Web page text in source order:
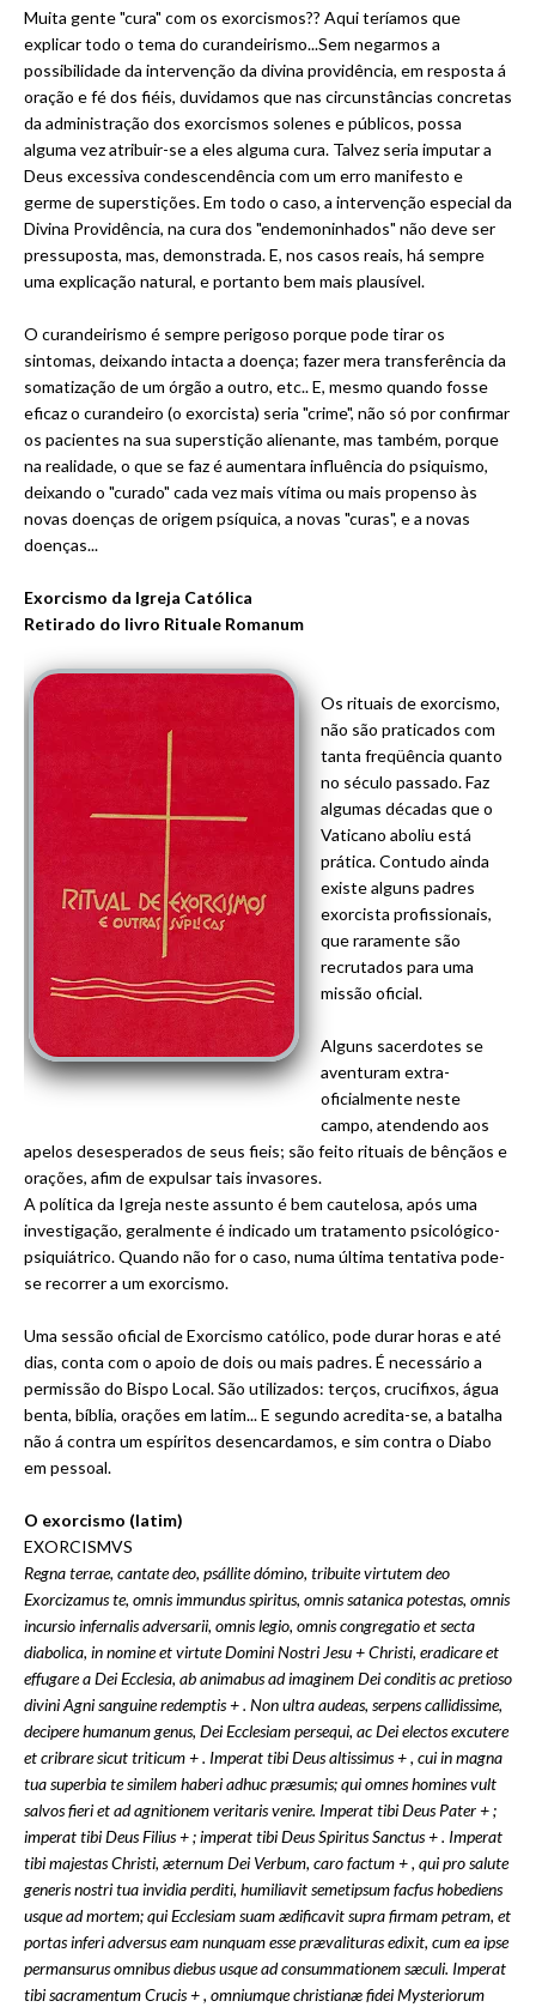
Muita gente "cura" com os exorcismos?? Aqui teríamos que
explicar todo o tema do curandeirismo...Sem negarmos a
possibilidade da intervenção da divina providência, em resposta á
oração e fé dos fiéis, duvidamos que nas circunstâncias concretas
da administração dos exorcismos solenes e públicos, possa
alguma vez atribuir-se a eles alguma cura. Talvez seria imputar a
Deus excessiva condescendência com um erro manifesto e
germe de superstições. Em todo o caso, a intervenção especial da
Divina Providência, na cura dos "endemoninhados" não deve ser
pressuposta, mas, demonstrada. E, nos casos reais, há sempre
uma explicação natural, e portanto bem mais plausível.
O curandeirismo é sempre perigoso porque pode tirar os
sintomas, deixando intacta a doença; fazer mera transferência da
somatização de um órgão a outro, etc.. E, mesmo quando fosse
eficaz o curandeiro (o exorcista) seria "crime", não só por confirmar
os pacientes na sua superstição alienante, mas também, porque
na realidade, o que se faz é aumentara influência do psiquismo,
deixando o "curado" cada vez mais vítima ou mais propenso às
novas doenças de origem psíquica, a novas "curas", e a novas
doenças...
Exorcismo da Igreja Católica
Retirado do livro Rituale Romanum
Os rituais de exorcismo,
não são praticados com
tanta freqüência quanto
no século passado. Faz
algumas décadas que o
Vaticano aboliu está
prática. Contudo ainda
existe alguns padres
exorcista profissionais,
que raramente são
recrutados para uma
missão oficial.
Alguns sacerdotes se
aventuram extra-
oficialmente neste
campo, atendendo aos
apelos desesperados de seus fieis; são feito rituais de bênçãos e
orações, afim de expulsar tais invasores.
A política da Igreja neste assunto é bem cautelosa, após uma
investigação, geralmente é indicado um tratamento psicológico-
psiquiátrico. Quando não for o caso, numa última tentativa pode-
se recorrer a um exorcismo.
Uma sessão oficial de Exorcismo católico, pode durar horas e até
dias, conta com o apoio de dois ou mais padres. É necessário a
permissão do Bispo Local. São utilizados: terços, crucifixos, água
benta, bíblia, orações em latim... E segundo acredita-se, a batalha
não á contra um espíritos desencardamos, e sim contra o Diabo
em pessoal.
O exorcismo (latim)
EXORCISMVS
Regna terrae, cantate deo, psállite dómino, tribuite virtutem deo
Exorcizamus te, omnis immundus spiritus, omnis satanica potestas, omnis
incursio infernalis adversarii, omnis legio, omnis congregatio et secta
diabolica, in nomine et virtute Domini Nostri Jesu + Christi, eradicare et
effugare a Dei Ecclesia, ab animabus ad imaginem Dei conditis ac pretioso
divini Agni sanguine redemptis + . Non ultra audeas, serpens callidissime,
decipere humanum genus, Dei Ecclesiam persequi, ac Dei electos excutere
et cribrare sicut triticum + . Imperat tibi Deus altissimus + , cui in magna
tua superbia te similem haberi adhuc præsumis; qui omnes homines vult
salvos fieri et ad agnitionem veritaris venire. Imperat tibi Deus Pater + ;
imperat tibi Deus Filius + ; imperat tibi Deus Spiritus Sanctus + . Imperat
tibi majestas Christi, æternum Dei Verbum, caro factum + , qui pro salute
generis nostri tua invidia perditi, humiliavit semetipsum facfus hobediens
usque ad mortem; qui Ecclesiam suam ædificavit supra firmam petram, et
portas inferi adversus eam nunquam esse prævalituras edixit, cum ea ipse
permansurus omnibus diebus usque ad consummationem sæculi. Imperat
tibi sacramentum Crucis + , omniumque christianæ fidei Mysteriorum